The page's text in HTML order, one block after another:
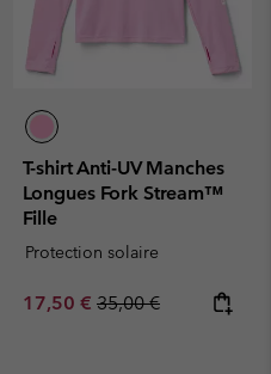
T-shirt Anti-UV Manches
Longues Fork Stream™
Fille
Protection solaire
Sale price:
17,50 € Regular price:
35,00 €